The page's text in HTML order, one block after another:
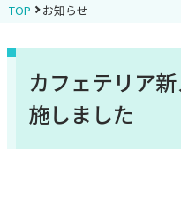
TOP お知らせ
カフェテリア
施しました